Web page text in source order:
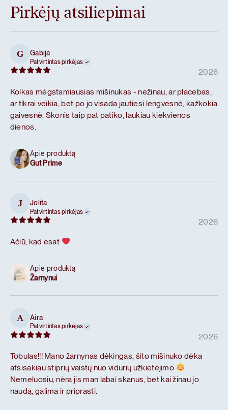
Pirkėjų atsiliepimai
G Gabija
Patvirtintas pirkėjas
2026
Kolkas mėgstamiausias mišinukas - nežinau, ar placebas,
ar tikrai veikia, bet po jo visada jautiesi lengvesnė, kažkokia
gaivesnė. Skonis taip pat patiko, laukiau kiekvienos
dienos.
Apie produktą
Gut Prime
J Jolita
Patvirtintas pirkėjas
2026
Ačiū, kad esat
Apie produktą
Žarnynui
A Aira
Patvirtintas pirkėjas
2026
Tobulas!!! Mano žarnynas dėkingas, šito mišinuko dėka
atsisakiau stiprių vaistų nuo vidurių užkietėjimo
Nemeluosiu, nėra jis man labai skanus, bet kai žinau jo
naudą, galima ir priprasti.